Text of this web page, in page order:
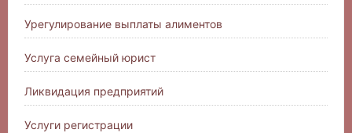
Урегулирование выплаты алиментов
Услуга семейный юрист
Ликвидация предприятий
Услуги регистрации